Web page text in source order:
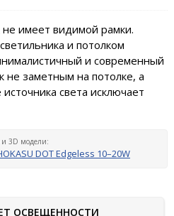
имеет видимой рамки.
и потолком
и современный
не заметным на потолке, а
света исключает
и 3D модели:
DOT Edgeless 10–20W
ОСВЕЩЕННОСТИ